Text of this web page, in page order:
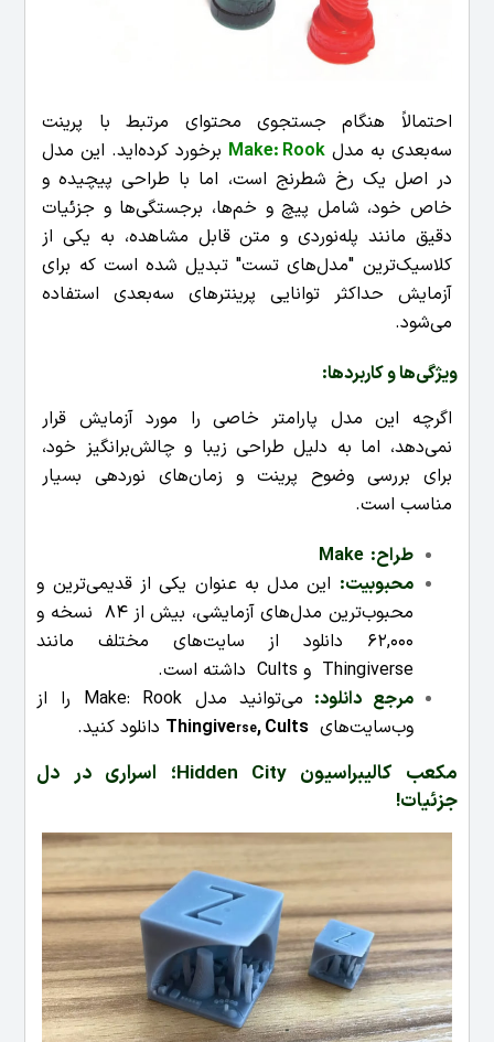
احتمالاً هنگام جستجوی محتوای مرتبط با پرینت
سه‌بعدی به مدل Make: Rook برخورد کرده‌اید. این مدل
در اصل یک رخ شطرنج است، اما با طراحی پیچیده و
خاص خود، شامل پیچ و خم‌ها، برجستگی‌ها و جزئیات
دقیق مانند پله‌نوردی و متن قابل مشاهده، به یکی از
کلاسیک‌ترین "مدل‌های تست" تبدیل شده است که برای
آزمایش حداکثر توانایی پرینترهای سه‌بعدی استفاده
می‌شود.
ویژگی‌ها و کاربردها:
اگرچه این مدل پارامتر خاصی را مورد آزمایش قرار
نمی‌دهد، اما به دلیل طراحی زیبا و چالش‌برانگیز خود،
برای بررسی وضوح پرینت و زمان‌های نوردهی بسیار
مناسب است.
طراح: Make
محبوبیت: این مدل به عنوان یکی از قدیمی‌ترین و
محبوب‌ترین مدل‌های آزمایشی، بیش از 84 نسخه و
62,000 دانلود از سایت‌های مختلف مانند
Thingiverse و Cults داشته است.
مرجع دانلود:
می‌توانید مدل Make: Rook را از
وب‌سایت‌های
Thingiverse,Cults دانلود کنید.
مکعب کالیبراسیون Hidden City؛ اسراری در دل
جزئیات!